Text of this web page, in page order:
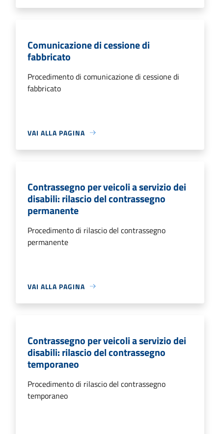
Comunicazione di cessione di
fabbricato
Procedimento di comunicazione di cessione di
fabbricato
VAI ALLA PAGINA
Contrassegno per veicoli a servizio dei
disabili: rilascio del contrassegno
permanente
Procedimento di rilascio del contrassegno
permanente
VAI ALLA PAGINA
Contrassegno per veicoli a servizio dei
disabili: rilascio del contrassegno
temporaneo
Procedimento di rilascio del contrassegno
temporaneo